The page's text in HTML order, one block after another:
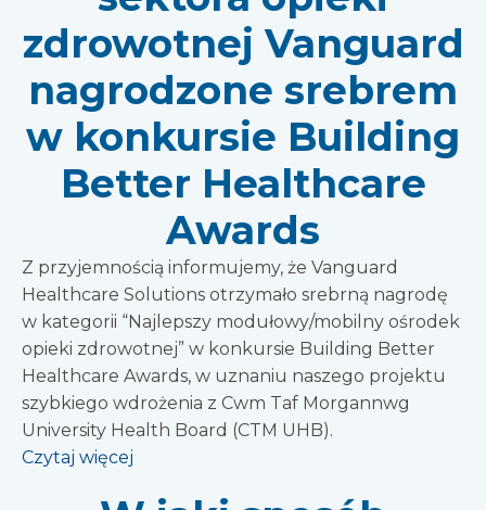
zdrowotnej Vanguard
nagrodzone srebrem
w konkursie Building
Better Healthcare
Awards
Z przyjemnością informujemy, że Vanguard
Healthcare Solutions otrzymało srebrną nagrodę
w kategorii “Najlepszy modułowy/mobilny ośrodek
opieki zdrowotnej” w konkursie Building Better
Healthcare Awards, w uznaniu naszego projektu
szybkiego wdrożenia z Cwm Taf Morgannwg
University Health Board (CTM UHB).
Czytaj więcej